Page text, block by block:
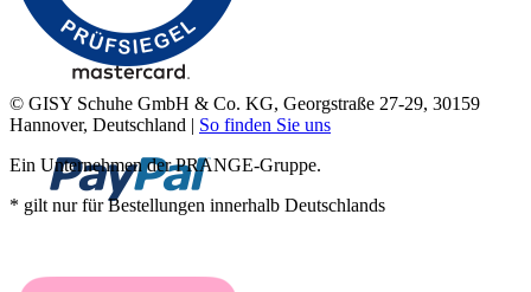
© GISY Schuhe GmbH & Co. KG, Georgstraße 27-29, 30159
Hannover, Deutschland | So finden Sie uns
Ein Unternehmen der PRANGE-Gruppe.
* gilt nur für Bestellungen innerhalb Deutschlands